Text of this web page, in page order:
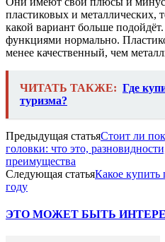
пластиковых и металлических,
какой вариант больше
функциями нормально.
менее качественный, чем
ЧИТАТЬ ТАКЖЕ: Где
туризма?
Предыдущая статьяСтоит ли
головки: что это,
преимущества
Следующая статьяКакое купить
году
ЭТО МОЖЕТ БЫТЬ